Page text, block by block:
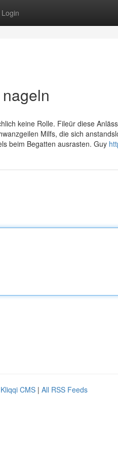
Login
keine Rolle. Fileür diese
Milfs, die sich
beim Begatten ausrasten. Guy
Kliqqi CMS | All RSS Feeds